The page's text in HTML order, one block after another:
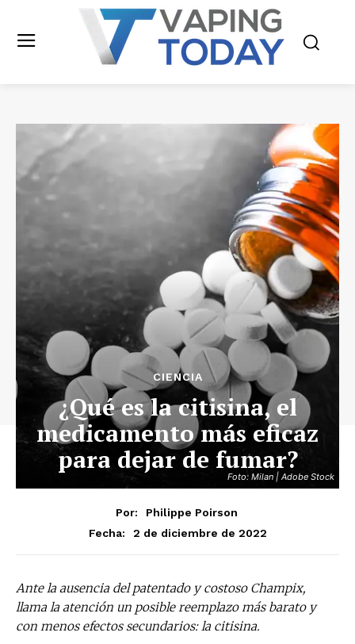
Foto: Milan | Adobe Stock
CIENCIA
¿Qué es la citisina, el
medicamento más eficaz
para dejar de fumar?
Por:
Philippe Poirson
Fecha:
2 de diciembre de 2022
Ante la ausencia del patentado y costoso Champix,
llama la atención un posible reemplazo más barato y
con menos efectos secundarios: la citisina.